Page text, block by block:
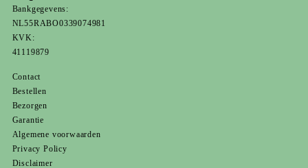
Bankgegevens:
NL55RABO0339074981
KVK:
41119879
Contact
Bestellen
Bezorgen
Garantie
Algemene voorwaarden
Privacy Policy
Disclaimer